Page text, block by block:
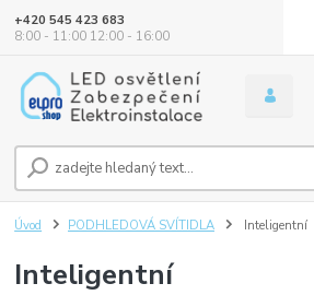
+420 545 423 683
8:00 - 11:00 12:00 - 16:00
Úvod PODHLEDOVÁ SVÍTIDLA Inteligentní
Inteligentní